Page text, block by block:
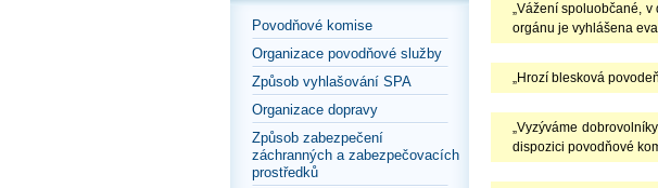
Povodňové komise
Organizace povodňové služby
Způsob vyhlašování SPA
Organizace dopravy
Způsob zabezpečení
záchranných a zabezpečovacích
prostředků
„Vážení spoluobčané,
orgánu je vyhlášena
„Hrozí blesková
„Vyzýváme
dispozici povodňové